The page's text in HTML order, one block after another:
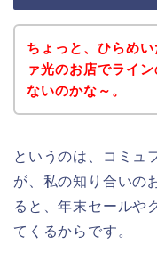
ちょっと、ひらめ
ァ光のお店でライ
ないのかな～。
というのは、コミュ
が、私の知り合いの
ると、年末セールや
てくるからです。